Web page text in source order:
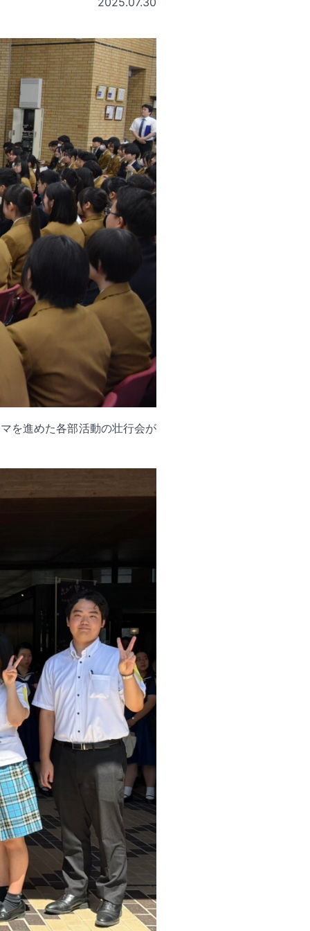
を進めた各部活動の壮行会が